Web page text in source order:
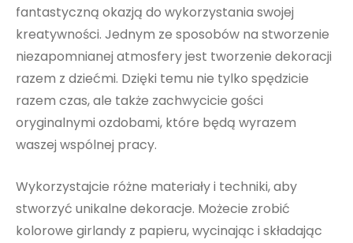
fantastyczną okazją do wykorzystania swojej
kreatywności. Jednym ze sposobów na stworzenie
niezapomnianej atmosfery jest tworzenie dekoracji
razem z dziećmi. Dzięki temu nie tylko spędzicie
razem czas, ale także zachwycicie gości
oryginalnymi ozdobami, które będą wyrazem
waszej wspólnej pracy.
Wykorzystajcie różne materiały i techniki, aby
stworzyć unikalne dekoracje. Możecie zrobić
kolorowe girlandy z papieru, wycinając i składając